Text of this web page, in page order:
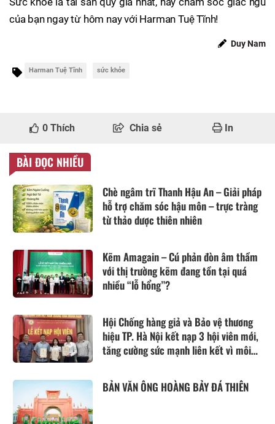
của bạn ngay từ hôm nay với Harman Tuệ Tĩnh!
Duy Nam
Harman Tuệ Tĩnh sức khỏe
0 Thích Chia sẻ In
BÀI ĐỌC NHIỀU
Chè ngâm trĩ Thanh Hậu An – Giải pháp
hỗ trợ chăm sóc hậu môn – trực tràng
từ thảo dược thiên nhiên
Kẽm Amagain – Cú phản đòn âm thầm
với thị trường kẽm đang tồn tại quá
nhiều “lỗ hổng”?
Hội Chống hàng giả và Bảo vệ thương
hiệu TP. Hà Nội kết nạp 3 hội viên mới,
tăng cường sức mạnh liên kết vì môi
BẢN VĂN ÔNG HOÀNG BẢY ĐÁ THIÊN